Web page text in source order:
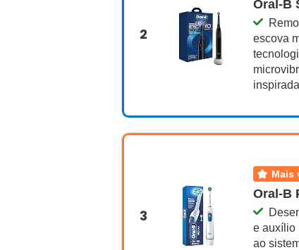
2
Oral-B
escova
3
Oral-B
e auxílio
ao